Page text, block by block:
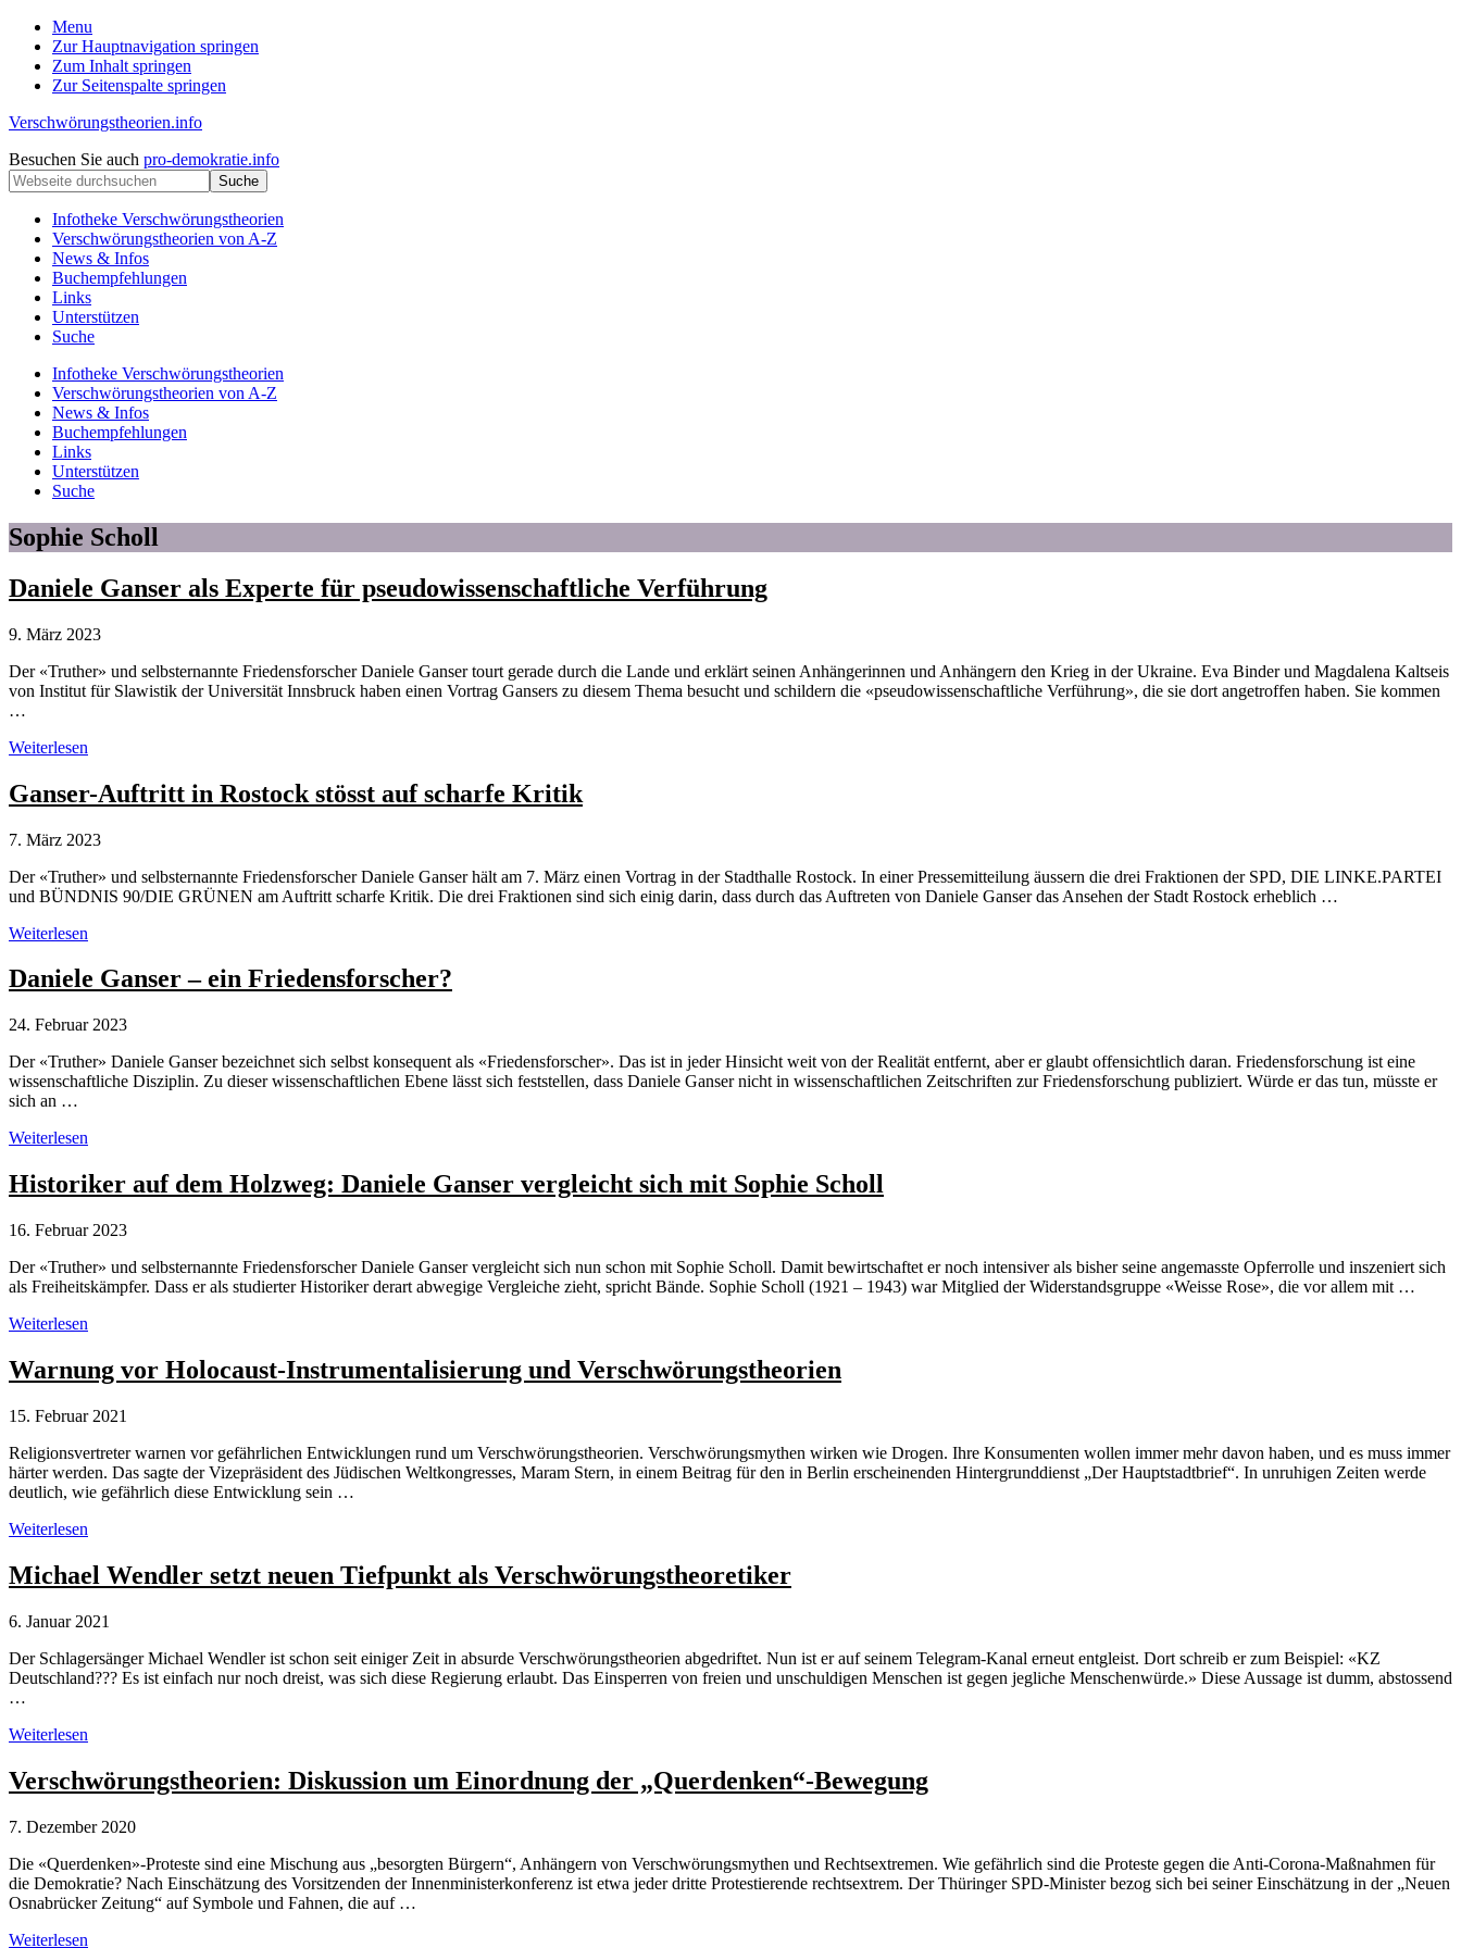
Menu
Zur Hauptnavigation springen
Zum Inhalt springen
Zur Seitenspalte springen
Verschwörungstheorien.info
Beiträge
zu
Merkmalen,
Funktionen
Risiken
konspirationistischen
Denkens
Kopfzeile
rechts
Besuchen Sie auch pro-demokratie.info
Webseite
durchsuchen
Infotheke Verschwörungstheorien
Verschwörungstheorien von A-Z
News & Infos
Buchempfehlungen
Links
Unterstützen
Suche
Infotheke Verschwörungstheorien
Verschwörungstheorien von A-Z
News & Infos
Buchempfehlungen
Links
Unterstützen
Suche
Sophie Scholl
Daniele Ganser als Experte für pseudowissenschaftliche Verführung
9. März 2023
Der «Truther» und selbsternannte Friedensforscher Daniele Ganser tourt gerade durch die Lande und erklärt seinen Anhängerinnen und Anhängern den Krieg in der Ukraine. Eva Binder und Magdalena Kaltseis
von Institut für Slawistik der Universität Innsbruck haben einen Vortrag Gansers zu diesem Thema besucht und schildern die «pseudowissenschaftliche Verführung», die sie dort angetroffen haben. Sie kommen
…
Daniele
als
Experte
pseudowissenschaftliche
Weiterlesen
Ganser-Auftritt in Rostock stösst auf scharfe Kritik
7. März 2023
Der «Truther» und selbsternannte Friedensforscher Daniele Ganser hält am 7. März einen Vortrag in der Stadthalle Rostock. In einer Pressemitteilung äussern die drei Fraktionen der SPD, DIE LINKE.PARTEI
und BÜNDNIS 90/DIE GRÜNEN am Auftritt scharfe Kritik. Die drei Fraktionen sind sich einig darin, dass durch das Auftreten von Daniele Ganser das Ansehen der Stadt Rostock erheblich …
Ganser-
in
Rostock
auf
Kritik
Weiterlesen
Daniele Ganser – ein Friedensforscher?
24. Februar 2023
Der «Truther» Daniele Ganser bezeichnet sich selbst konsequent als «Friedensforscher». Das ist in jeder Hinsicht weit von der Realität entfernt, aber er glaubt offensichtlich daran. Friedensforschung ist eine
wissenschaftliche Disziplin. Zu dieser wissenschaftlichen Ebene lässt sich feststellen, dass Daniele Ganser nicht in wissenschaftlichen Zeitschriften zur Friedensforschung publiziert. Würde er das tun, müsste er
sich an …
Daniele
–
ein
Weiterlesen
Historiker auf dem Holzweg: Daniele Ganser vergleicht sich mit Sophie Scholl
16. Februar 2023
Der «Truther» und selbsternannte Friedensforscher Daniele Ganser vergleicht sich nun schon mit Sophie Scholl. Damit bewirtschaftet er noch intensiver als bisher seine angemasste Opferrolle und inszeniert sich
als Freiheitskämpfer. Dass er als studierter Historiker derart abwegige Vergleiche zieht, spricht Bände. Sophie Scholl (1921 – 1943) war Mitglied der Widerstandsgruppe «Weisse Rose», die vor allem mit …
Historiker
dem
Holzweg:
Ganser
sich
mit
Sophie
Weiterlesen
Warnung vor Holocaust-Instrumentalisierung und Verschwörungstheorien
15. Februar 2021
Religionsvertreter warnen vor gefährlichen Entwicklungen rund um Verschwörungstheorien. Verschwörungsmythen wirken wie Drogen. Ihre Konsumenten wollen immer mehr davon haben, und es muss immer
härter werden. Das sagte der Vizepräsident des Jüdischen Weltkongresses, Maram Stern, in einem Beitrag für den in Berlin erscheinenden Hintergrunddienst „Der Hauptstadtbrief“. In unruhigen Zeiten werde
deutlich, wie gefährlich diese Entwicklung sein …
Warnung
Holocaust-
Instrumentalisierung
Verschwörungstheorien
Weiterlesen
Michael Wendler setzt neuen Tiefpunkt als Verschwörungstheoretiker
6. Januar 2021
Der Schlagersänger Michael Wendler ist schon seit einiger Zeit in absurde Verschwörungstheorien abgedriftet. Nun ist er auf seinem Telegram-Kanal erneut entgleist. Dort schreib er zum Beispiel: «KZ
Deutschland??? Es ist einfach nur noch dreist, was sich diese Regierung erlaubt. Das Einsperren von freien und unschuldigen Menschen ist gegen jegliche Menschenwürde.» Diese Aussage ist dumm, abstossend
…
Michael
setzt
neuen
als
Weiterlesen
Verschwörungstheorien: Diskussion um Einordnung der „Querdenken“-Bewegung
7. Dezember 2020
Die «Querdenken»-Proteste sind eine Mischung aus „besorgten Bürgern“, Anhängern von Verschwörungsmythen und Rechtsextremen. Wie gefährlich sind die Proteste gegen die Anti-Corona-Maßnahmen für
die Demokratie? Nach Einschätzung des Vorsitzenden der Innenministerkonferenz ist etwa jeder dritte Protestierende rechtsextrem. Der Thüringer SPD-Minister bezog sich bei seiner Einschätzung in der „Neuen
Osnabrücker Zeitung“ auf Symbole und Fahnen, die auf …
Verschwörungstheorien:
Weiterlesen